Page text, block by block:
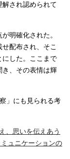
され認められて
明確化された。
配布され、そこ
にした。ここまで
き、その表情は輝
」にも見られる考
、思いを伝えあう
ュニケーションの